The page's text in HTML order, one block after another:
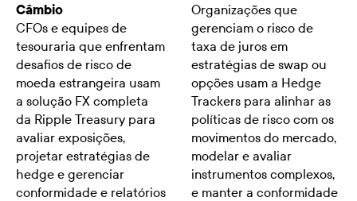
Câmbio
CFOs e equipes de
tesouraria que enfrentam
desafios de risco de
moeda estrangeira usam
a solução FX completa
da Ripple Treasury para
avaliar exposições,
projetar estratégias de
hedge e gerenciar
conformidade e relatórios
Organizações que
gerenciam o risco de
taxa de juros em
estratégias de swap ou
opções usam a Hedge
Trackers para alinhar as
políticas de risco com os
movimentos do mercado,
modelar e avaliar
instrumentos complexos,
e manter a conformidade